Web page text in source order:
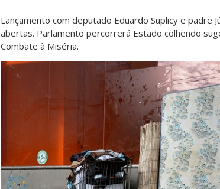
Lançamento com deputado Eduardo Suplicy e padre
abertas. Parlamento percorrerá Estado colhendo
Combate à Miséria.